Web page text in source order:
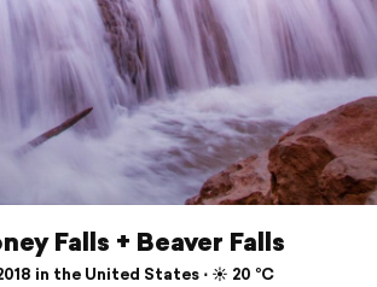
Falls + Beaver Falls
in the United States ⋅ ☀️ 20 °C